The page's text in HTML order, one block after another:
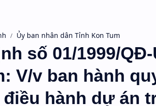
Ủy ban nhân dân Tỉnh Kon Tum
số 01/1999/
V/v ban hành
điều hành dự án